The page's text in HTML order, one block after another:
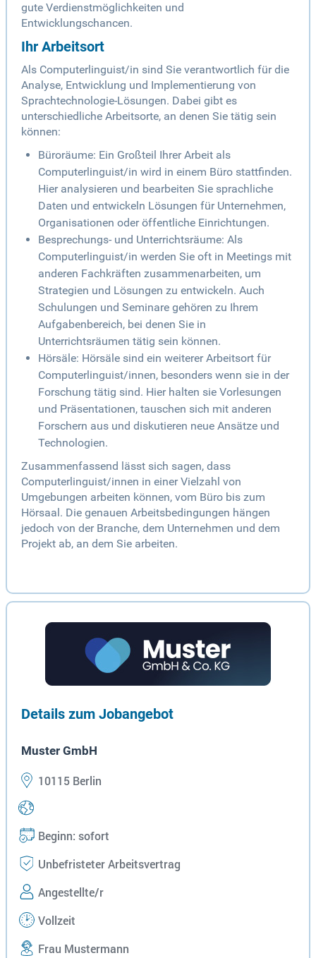
gute Verdienstmöglichkeiten und
Entwicklungschancen.
Ihr Arbeitsort
Als Computerlinguist/in sind Sie verantwortlich für die
Analyse, Entwicklung und Implementierung von
Sprachtechnologie-Lösungen. Dabei gibt es
unterschiedliche Arbeitsorte, an denen Sie tätig sein
können:
Büroräume: Ein Großteil Ihrer Arbeit als
Computerlinguist/in wird in einem Büro stattfinden.
Hier analysieren und bearbeiten Sie sprachliche
Daten und entwickeln Lösungen für Unternehmen,
Organisationen oder öffentliche Einrichtungen.
Besprechungs- und Unterrichtsräume: Als
Computerlinguist/in werden Sie oft in Meetings mit
anderen Fachkräften zusammenarbeiten, um
Strategien und Lösungen zu entwickeln. Auch
Schulungen und Seminare gehören zu Ihrem
Aufgabenbereich, bei denen Sie in
Unterrichtsräumen tätig sein können.
Hörsäle: Hörsäle sind ein weiterer Arbeitsort für
Computerlinguist/innen, besonders wenn sie in der
Forschung tätig sind. Hier halten sie Vorlesungen
und Präsentationen, tauschen sich mit anderen
Forschern aus und diskutieren neue Ansätze und
Technologien.
Zusammenfassend lässt sich sagen, dass
Computerlinguist/innen in einer Vielzahl von
Umgebungen arbeiten können, vom Büro bis zum
Hörsaal. Die genauen Arbeitsbedingungen hängen
jedoch von der Branche, dem Unternehmen und dem
Projekt ab, an dem Sie arbeiten.
Details zum Jobangebot
Muster GmbH
10115 Berlin
Beginn: sofort
Unbefristeter Arbeitsvertrag
Angestellte/r
Vollzeit
Frau Mustermann